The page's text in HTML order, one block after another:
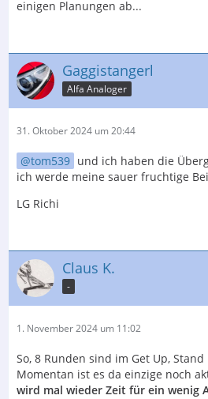
einigen Planungen ab...
Gaggistangerl
Alfa Analoger
31. Oktober 2024 um 20:44
tom539 und ich haben die
ich werde meine sauer fruchtige
LG Richi
Claus K.
-
1. November 2024 um 11:02
So, 8 Runden sind im Get Up,
Momentan ist es da einzige noch
wird mal wieder Zeit für ein wenig